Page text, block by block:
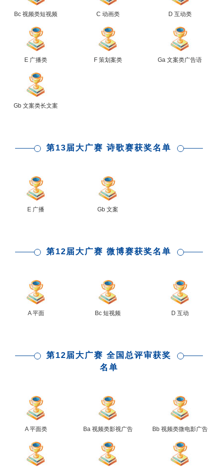
Bc 视频类短视频 C 动画类 D 互动类
E 广播类 F 策划案类 Ga 文案类广告语
Gb 文案类长文案
第13届大广赛 诗歌赛获奖名单
E 广播 Gb 文案
第12届大广赛 微博赛获奖名单
A 平面 Bc 短视频 D 互动
第12届大广赛 全国总评审获奖
名单
A 平面类 Ba 视频类影视广告 Bb 视频类微电影广告